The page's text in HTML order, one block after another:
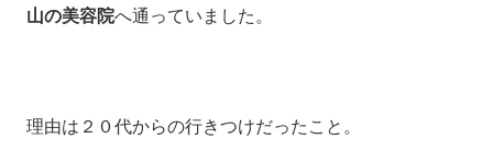
山の美容院へ通っていました。
理由は２０代からの行きつけだったこと。